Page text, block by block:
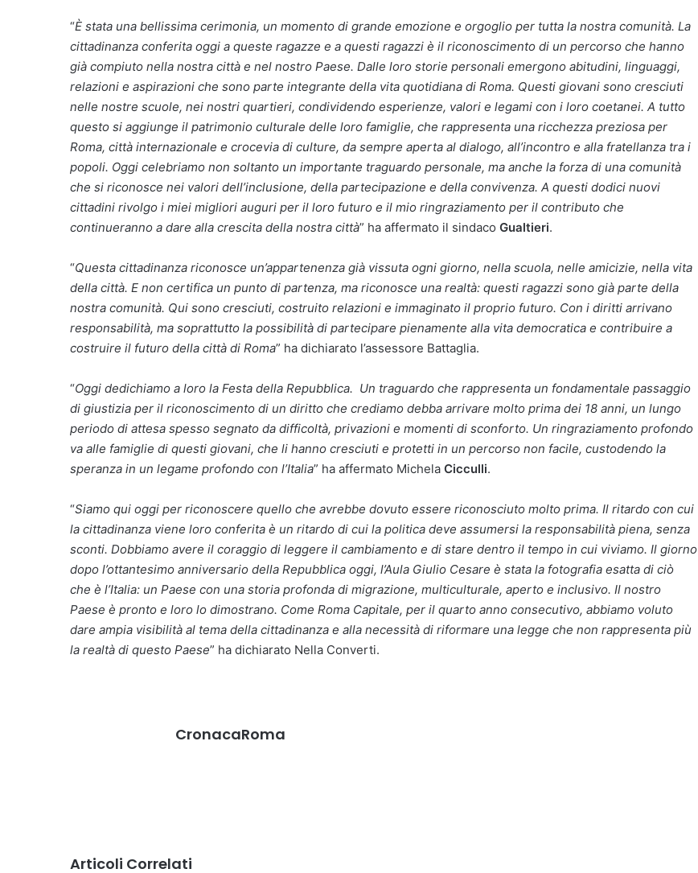
“È stata una bellissima cerimonia, un momento di grande emozione e orgoglio per tutta la nostra comunità. La
cittadinanza conferita oggi a queste ragazze e a questi ragazzi è il riconoscimento di un percorso che hanno
già compiuto nella nostra città e nel nostro Paese. Dalle loro storie personali emergono abitudini, linguaggi,
relazioni e aspirazioni che sono parte integrante della vita quotidiana di Roma. Questi giovani sono cresciuti
nelle nostre scuole, nei nostri quartieri, condividendo esperienze, valori e legami con i loro coetanei. A tutto
questo si aggiunge il patrimonio culturale delle loro famiglie, che rappresenta una ricchezza preziosa per
Roma, città internazionale e crocevia di culture, da sempre aperta al dialogo, all’incontro e alla fratellanza tra i
popoli. Oggi celebriamo non soltanto un importante traguardo personale, ma anche la forza di una comunità
che si riconosce nei valori dell’inclusione, della partecipazione e della convivenza. A questi dodici nuovi
cittadini rivolgo i miei migliori auguri per il loro futuro e il mio ringraziamento per il contributo che
continueranno a dare alla crescita della nostra città” ha affermato il sindaco Gualtieri.
“Questa cittadinanza riconosce un’appartenenza già vissuta ogni giorno, nella scuola, nelle amicizie, nella vita
della città. E non certifica un punto di partenza, ma riconosce una realtà: questi ragazzi sono già parte della
nostra comunità. Qui sono cresciuti, costruito relazioni e immaginato il proprio futuro. Con i diritti arrivano
responsabilità, ma soprattutto la possibilità di partecipare pienamente alla vita democratica e contribuire a
costruire il futuro della città di Roma” ha dichiarato l’assessore Battaglia.
“Oggi dedichiamo a loro la Festa della Repubblica. Un traguardo che rappresenta un fondamentale passaggio
di giustizia per il riconoscimento di un diritto che crediamo debba arrivare molto prima dei 18 anni, un lungo
periodo di attesa spesso segnato da difficoltà, privazioni e momenti di sconforto. Un ringraziamento profondo
va alle famiglie di questi giovani, che li hanno cresciuti e protetti in un percorso non facile, custodendo la
speranza in un legame profondo con l’Italia” ha affermato Michela Cicculli.
“Siamo qui oggi per riconoscere quello che avrebbe dovuto essere riconosciuto molto prima. Il ritardo con cui
la cittadinanza viene loro conferita è un ritardo di cui la politica deve assumersi la responsabilità piena, senza
sconti. Dobbiamo avere il coraggio di leggere il cambiamento e di stare dentro il tempo in cui viviamo. Il giorno
dopo l’ottantesimo anniversario della Repubblica oggi, l’Aula Giulio Cesare è stata la fotografia esatta di ciò
che è l’Italia: un Paese con una storia profonda di migrazione, multiculturale, aperto e inclusivo. Il nostro
Paese è pronto e loro lo dimostrano. Come Roma Capitale, per il quarto anno consecutivo, abbiamo voluto
dare ampia visibilità al tema della cittadinanza e alla necessità di riformare una legge che non rappresenta più
la realtà di questo Paese” ha dichiarato Nella Converti.
CronacaRoma
Articoli Correlati